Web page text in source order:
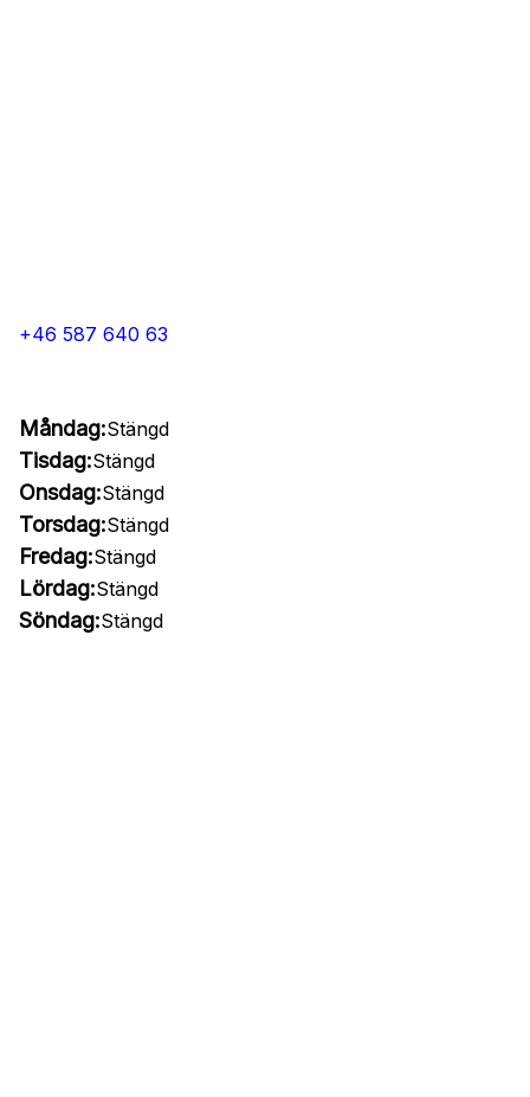
+46 587 640 63
Måndag:Stängd
Tisdag:Stängd
Onsdag:Stängd
Torsdag:Stängd
Fredag:Stängd
Lördag:Stängd
Söndag:Stängd